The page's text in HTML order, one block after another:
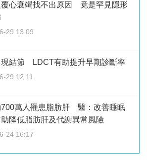
覆心衰竭找不出原因 竟是罕見隱形
29 13:09
現結節 LDCT有助提升早期診斷率
29 12:11
700萬人罹患脂肪肝 醫：改善睡眠
降低脂肪肝及代謝異常風險
24 16:17